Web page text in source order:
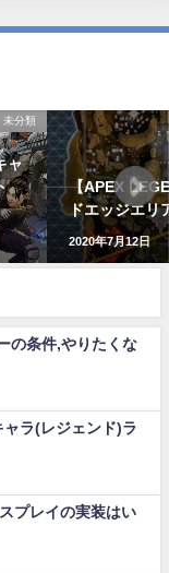
未分類
ャ
【APEX
ドエッジエリ
2020年7月12日
の条件,やりたくな
ラ(レジェンド)ラ
プレイの実装はい